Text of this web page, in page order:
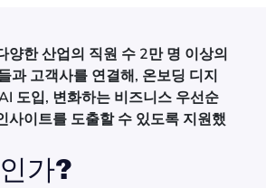
양한 산업의 직원 수 2만 명 이상의
과 고객사를 연결해, 온보딩 디지
도입, 변화하는 비즈니스 우선순
사이트를 도출할 수 있도록 지원했
가?